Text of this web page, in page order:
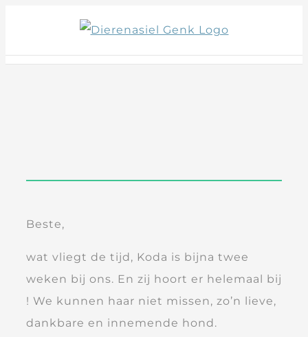
content
Beste,
wat vliegt de tijd, Koda is bijna twee
weken bij ons. En zij hoort er helemaal bij
! We kunnen haar niet missen, zo’n lieve,
dankbare en innemende hond.